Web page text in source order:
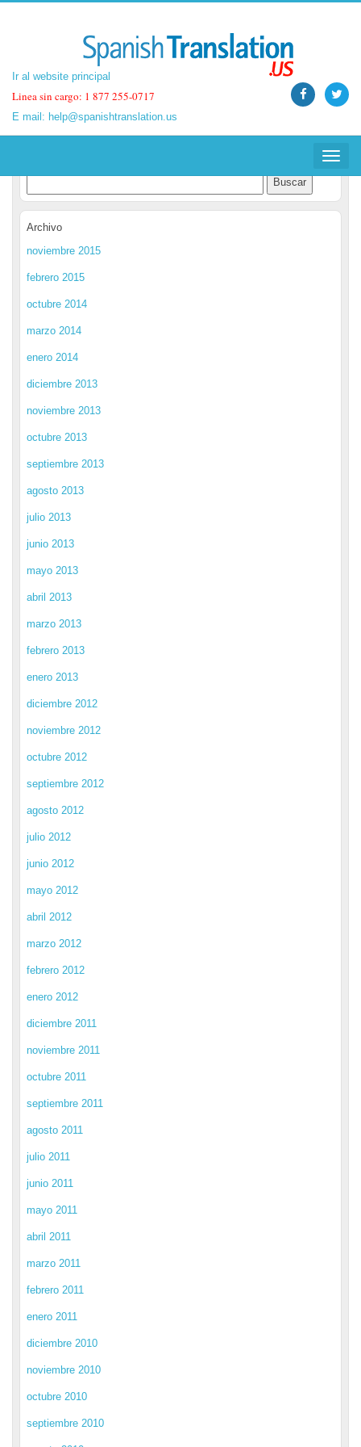
Ir al website principal
Linea sin cargo: 1 877 255-0717
E mail: help@spanishtranslation.us
Toggle
Ir al website principal
Linea sin cargo: 1 877 255-0717
E mail: help@spanishtranslation.us
Toggle
Spanish Translation Blog
Archivo
noviembre 2015
febrero 2015
octubre 2014
marzo 2014
enero 2014
diciembre 2013
noviembre 2013
octubre 2013
septiembre 2013
agosto 2013
julio 2013
junio 2013
mayo 2013
abril 2013
marzo 2013
febrero 2013
enero 2013
diciembre 2012
noviembre 2012
octubre 2012
septiembre 2012
agosto 2012
julio 2012
junio 2012
mayo 2012
abril 2012
marzo 2012
febrero 2012
enero 2012
diciembre 2011
noviembre 2011
octubre 2011
septiembre 2011
agosto 2011
julio 2011
junio 2011
mayo 2011
abril 2011
marzo 2011
febrero 2011
enero 2011
diciembre 2010
noviembre 2010
octubre 2010
septiembre 2010